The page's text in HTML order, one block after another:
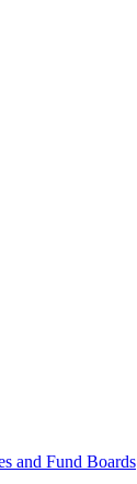
and Fund Boards